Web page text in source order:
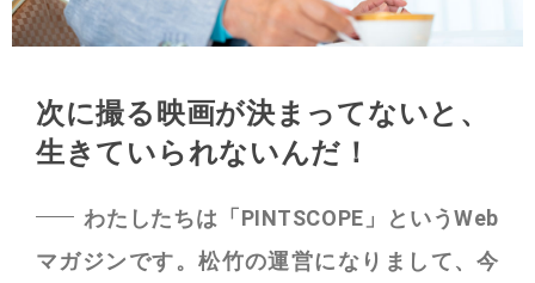
次に撮る映画が決まってないと、
生きていられないんだ！
わたしたちは「PINTSCOPE」というWeb
マガジンです。松竹の運営になりまして、今